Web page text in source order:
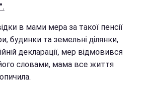
в мами мера за такої пенсії
будинки та земельні ділянки,
декларації, мер відмовився
словами, мама все життя